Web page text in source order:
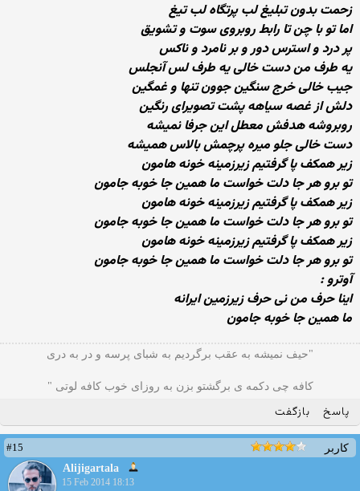
زحمت بدون تبلیغ لب پرتگاه لب تیغ
اما تو با چن تا رابط روبروی سوت و تشویق
پر درد و استرس دور و بر نامرد و ناكس
یه طرف من دست خالی یه طرف لس آنجلس
جیب خالی خرج سنگین جوون تنها و غمگین
دلش از غصه سیاهه پشت تصویرای رنگین
روبروشه هدفش معطل این جرفا نمیشه
دست خالی جلو میره پرچمش بالاس همیشه
زیر همكف پا گرفتیم زیرزمینه خونه هامون
تو برو هر جا دلت خواست ما همین جا خوبه جامون
زیر همكف پا گرفتیم زیرزمینه خونه هامون
تو برو هر جا دلت خواست ما همین جا خوبه جامون
زیر همكف پا گرفتیم زیرزمینه خونه هامون
تو برو هر جا دلت خواست ما همین جا خوبه جامون
آوترو :
اینا حرف من نی حرف زیرزمین ایرانه
ما همین جا خوبه جامون
"حیف نمیشه به عقب برگردیم به شبای پرسه و در به دری
کافه چی دکمه ی برگشتو بزن به روزای خوب کافه لوتی "
پاسخ بازگفت
کاربر
#15
Alijigartala
15 Feb 2014 18:13